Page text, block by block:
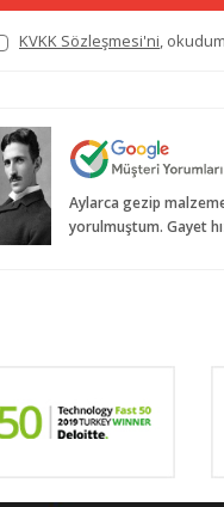
KVKK Sözleşmesi'ni,
Aylarca gezip
yorulmuştum. Gayet